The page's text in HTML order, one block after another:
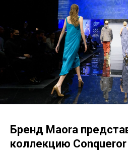
Бренд Maora
коллекцию